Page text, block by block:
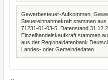
Gewerbesteuer-Aufkommen,
Steuereinnahmekraft stammen
71231-01-03-5, Datenstand
Einzelhandelskaufkraft stammen
aus der Regionaldatenbank
Landes- oder Gemeindedaten.